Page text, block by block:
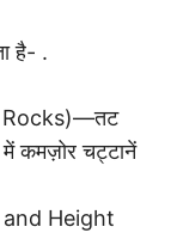
है- .
Rocks)—तट
में कमज़ोर चट्टानें
and Height